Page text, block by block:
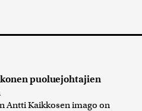
puoluejohtajien
Antti Kaikkosen imago on